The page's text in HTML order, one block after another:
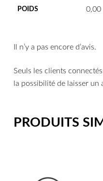
POIDS 0,00
Il n’y a pas encore d’avis.
Seuls les clients
la possibilité de laisser un
PRODUITS